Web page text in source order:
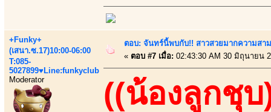
+Funky+
(เสนา.ซ.17)10:00-06:00
T:085-
5027899♥Line:funkyclub
Moderator
ตอบ: จันทร์นี้พบกับ!! สาวสวยมากความสา
« ตอบ #7 เมื่อ: 02:43:30 AM 30 มิถุนายน
((น้องลูกชุบ